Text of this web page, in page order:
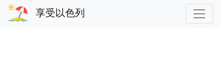
享受以色列